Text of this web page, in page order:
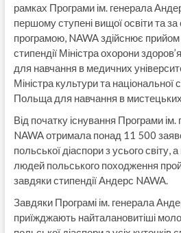
рамках Програми ім. генерала
першому ступені вищої освіти та
програмою, NAWA здійснює
стипендії Міністра охорони
для навчання в медичних
Міністра культури та
Польща для навчання в
Від початку існування Програми
NAWA отримала понад 11 500
польської діаспори з усього
людей польського походження
завдяки стипендії Андерс NAWA.
Завдяки Програмі ім. генерала
приїжджають найталановитіші